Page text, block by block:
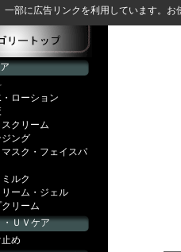
一部に広告リンクを利用しています。